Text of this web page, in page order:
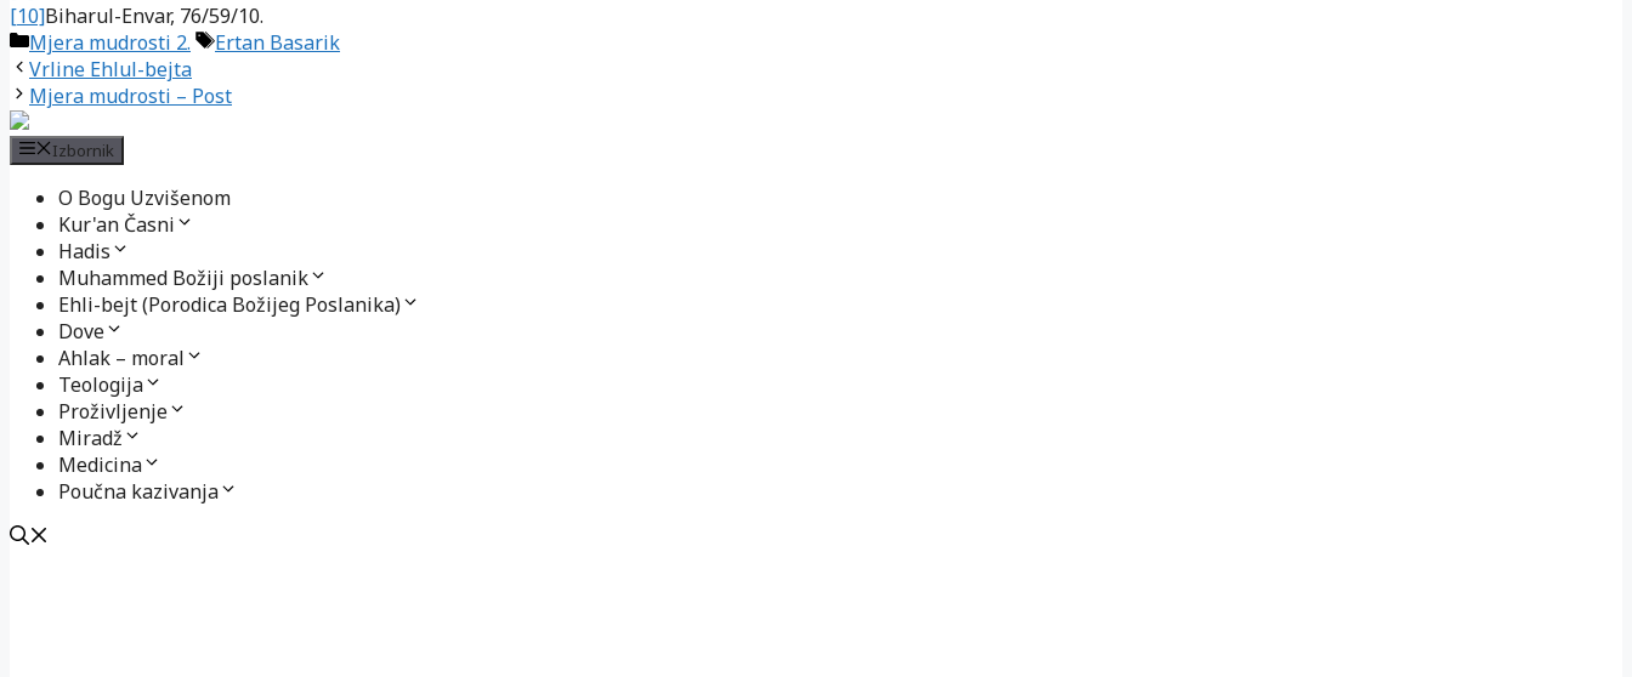
[10]Biharul-Envar, 76/59/10.
Kategorije
Mjera mudrosti 2. Oznake
Ertan Basarik
Vrline Ehlul-bejta
Mjera mudrosti – Post
Izbornik
O Bogu Uzvišenom
Kur'an Časni
Hadis
Muhammed Božiji poslanik
Ehli-bejt (Porodica Božijeg Poslanika)
Dove
Ahlak – moral
Teologija
Proživljenje
Miradž
Medicina
Poučna kazivanja